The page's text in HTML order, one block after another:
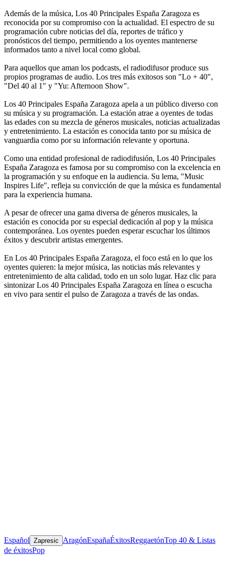
Además de la música, Los 40 Principales España Zaragoza es
reconocida por su compromiso con la actualidad. El espectro de su
programación cubre noticias del día, reportes de tráfico y
pronósticos del tiempo, permitiendo a los oyentes mantenerse
informados tanto a nivel local como global.
Para aquellos que aman los podcasts, el radiodifusor produce sus
propios programas de audio. Los tres más exitosos son "Lo + 40",
"Del 40 al 1" y "Yu: Afternoon Show".
Los 40 Principales España Zaragoza apela a un público diverso con
su música y su programación. La estación atrae a oyentes de todas
las edades con su mezcla de géneros musicales, noticias actualizadas
y entretenimiento. La estación es conocida tanto por su música de
vanguardia como por su información relevante y oportuna.
Como una entidad profesional de radiodifusión, Los 40 Principales
España Zaragoza es famosa por su compromiso con la excelencia en
la programación y su enfoque en la audiencia. Su lema, "Music
Inspires Life", refleja su convicción de que la música es fundamental
para la experiencia humana.
A pesar de ofrecer una gama diversa de géneros musicales, la
estación es conocida por su especial dedicación al pop y la música
contemporánea. Los oyentes pueden esperar escuchar los últimos
éxitos y descubrir artistas emergentes.
En Los 40 Principales España Zaragoza, el foco está en lo que los
oyentes quieren: la mejor música, las noticias más relevantes y
entretenimiento de alta calidad, todo en un solo lugar. Haz clic para
sintonizar Los 40 Principales España Zaragoza en línea o escucha
en vivo para sentir el pulso de Zaragoza a través de las ondas.
Español Zapresic AragónEspañaÉxitosReggaetónTop 40 & Listas
de éxitosPop